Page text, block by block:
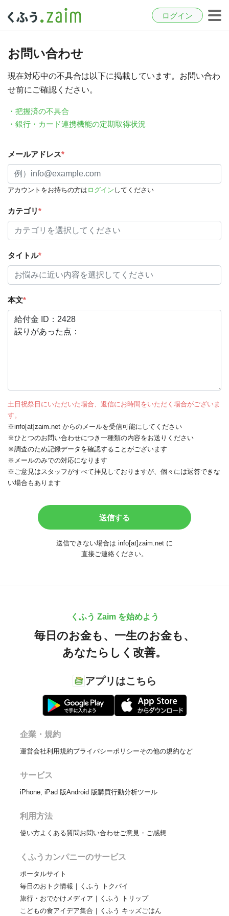
ログイン
お問い合わせ
現在対応中の不具合は以下に掲載しています。お問い合わ
せ前にご確認ください。
・把握済の不具合
・銀行・カード連携機能の定期取得状況
メールアドレス*
アカウントをお持ちの方は ログイン してください
カテゴリ*
タイトル*
本文*
土日祝祭日にいただいた場合、返信にお時間をいただく場合がございま
す。
※info[at]zaim.net からのメールを受信可能にしてください
※ひとつのお問い合わせにつき一種類の内容をお送りください
※調査のため記録データを確認することがございます
※メールのみでの対応になります
※ご意見はスタッフがすべて拝見しておりますが、個々には返答できな
い場合もあります
送信できない場合は info[at]zaim.net に
直接ご連絡ください。
くふう Zaim を始めよう
毎日のお金も、 一生のお金も、
あなたらしく改善。
アプリはこちら
企業・規約
運営会社利用規約プライバシーポリシーその他の規約など
サービス
iPhone, iPad 版Android 版購買行動分析ツール
利用方法
使い方よくある質問お問い合わせご意見・ご感想
くふうカンパニーのサービス
ポータルサイト
毎日のおトク情報｜くふう トクバイ
旅行・おでかけメディア｜くふう トリップ
こどもの食アイデア集合｜くふう キッズごはん